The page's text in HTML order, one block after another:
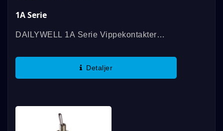
1A Serie
DAILYWELL 1A Serie Vippekontakter
Kontaktvurdering Op Til 5A. Vi Tilbyder En
Række Forskellige Skiftefunktioner,
Detaljer